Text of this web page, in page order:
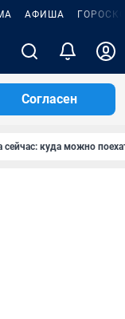
АФИША
Согласен
сейчас: куда можно